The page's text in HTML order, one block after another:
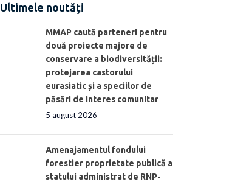
Ultimele noutăți
MMAP caută parteneri pentru
două proiecte majore de
conservare a biodiversității:
protejarea castorului
eurasiatic și a speciilor de
păsări de interes comunitar
5 august 2026
Amenajamentul fondului
forestier proprietate publică a
statului administrat de RNP-